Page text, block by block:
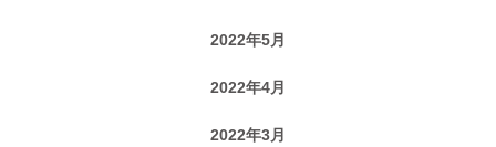
2022年5月
2022年4月
2022年3月